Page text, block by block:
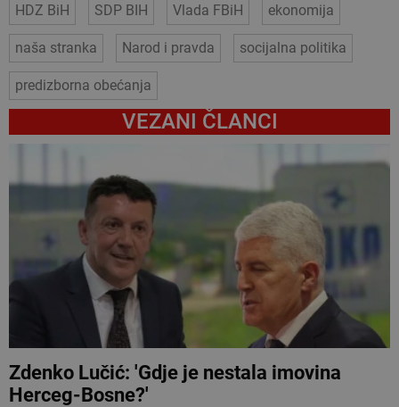
HDZ BiH SDP BIH Vlada FBiH ekonomija
naša stranka Narod i pravda socijalna politika
predizborna obećanja
VEZANI ČLANCI
Zdenko Lučić: 'Gdje je nestala imovina
Herceg-Bosne?'